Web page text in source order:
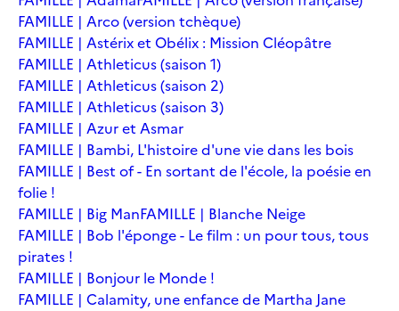
FAMILLE | Arco (version tchèque)
FAMILLE | Astérix et Obélix : Mission Cléopâtre
FAMILLE | Athleticus (saison 1)
FAMILLE | Athleticus (saison 2)
FAMILLE | Athleticus (saison 3)
FAMILLE | Azur et Asmar
FAMILLE | Bambi, L'histoire d'une vie dans les bois
FAMILLE | Best of - En sortant de l'école, la poésie en
folie !
FAMILLE | Big ManFAMILLE | Blanche Neige
FAMILLE | Bob l'éponge - Le film : un pour tous, tous
pirates !
FAMILLE | Bonjour le Monde !
FAMILLE | Calamity, une enfance de Martha Jane